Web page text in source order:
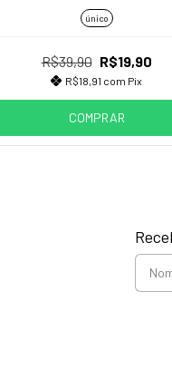
único
R$39,90 R$19,90
R$18,91 com Pix
COMPRAR